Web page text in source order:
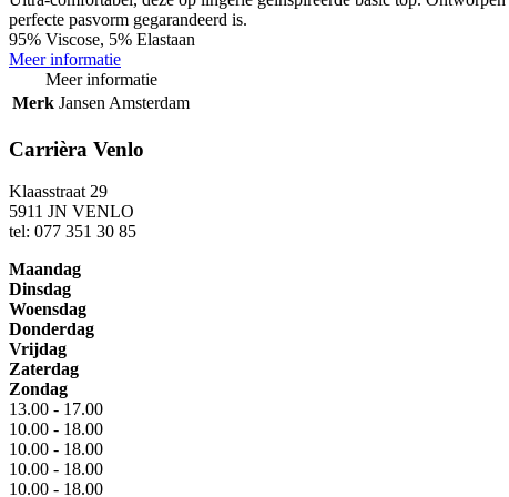
perfecte pasvorm gegarandeerd is.
95% Viscose, 5% Elastaan
Meer informatie
Meer informatie
Merk Jansen Amsterdam
Carrièra Venlo
Klaasstraat 29
5911 JN VENLO
tel: 077 351 30 85
Maandag
Dinsdag
Woensdag
Donderdag
Vrijdag
Zaterdag
Zondag
13.00 - 17.00
10.00 - 18.00
10.00 - 18.00
10.00 - 18.00
10.00 - 18.00